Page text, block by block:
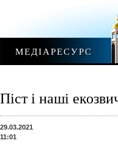
МЕДІАРЕСУРС
Піст і наші
29.03.2021
11:01